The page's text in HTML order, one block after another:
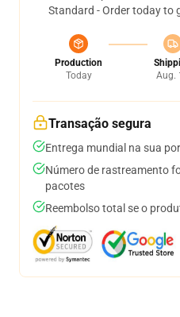
Standard - Order today to
Production
Today
Aug.
Transação segura
Entrega mundial na sua
Número de rastreamento
pacotes
Reembolso total se o